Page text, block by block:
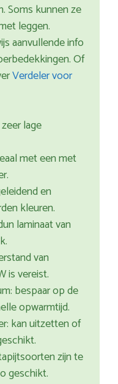
Soms kunnen ze
leggen.
aanvullende info
Of
Verdeler voor
lage
met een met
en
kleuren.
laminaat van
van
is vereist.
bespaar op de
opwarmtijd.
kan uitzetten of
zijn te
geschikt.